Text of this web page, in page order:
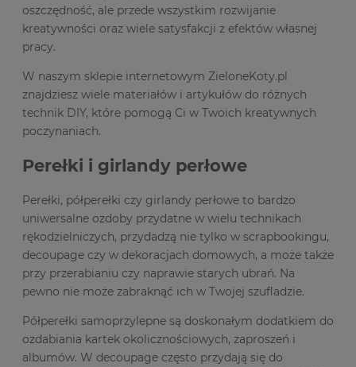
oszczędność, ale przede wszystkim rozwijanie
kreatywności oraz wiele satysfakcji z efektów własnej
pracy.
W naszym sklepie internetowym ZieloneKoty.pl
znajdziesz wiele materiałów i artykułów do różnych
technik DIY, które pomogą Ci w Twoich kreatywnych
poczynaniach.
Perełki i girlandy perłowe
Perełki, półperełki czy girlandy perłowe to bardzo
uniwersalne ozdoby przydatne w wielu technikach
rękodzielniczych, przydadzą nie tylko w scrapbookingu,
decoupage czy w dekoracjach domowych, a może także
przy przerabianiu czy naprawie starych ubrań. Na
pewno nie może zabraknąć ich w Twojej szufladzie.
Półperełki samoprzylepne są doskonałym dodatkiem do
ozdabiania kartek okolicznościowych, zaproszeń i
albumów. W decoupage często przydają się do